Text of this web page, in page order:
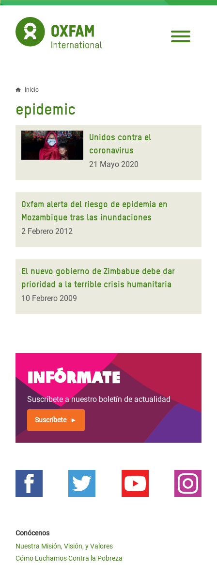
Pasar
contenido
principal
Sobrescribir
enlaces
de
ayuda
la
navegación
Inicio
epidemic
Unidos contra el
coronavirus
21 Mayo 2020
Oxfam alerta del riesgo de epidemia en
Mozambique tras las inundaciones
2 Febrero 2012
El nuevo gobierno de Zimbabue debe dar
prioridad a la terrible crisis humanitaria
10 Febrero 2009
Infórmate
Suscríbete a nuestro boletín de actualidad
Suscríbete
Conócenos
Nuestra Misión, Visión, y Valores
Cómo Luchamos Contra la Pobreza